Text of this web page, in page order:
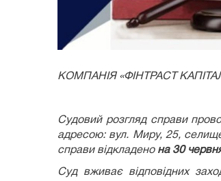
КОМПАНІЯ «ФІНТРАСТ
Судовий розгляд справи
адресою: вул. Миру, 25, селище
справи відкладено на 30
Суд вживає відповідних